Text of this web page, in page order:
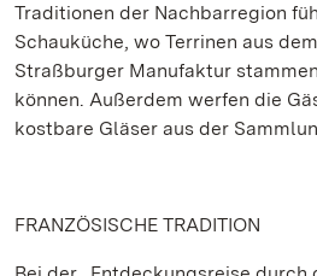
Traditionen der Nachbarregion
Schauküche, wo Terrinen aus
Straßburger Manufaktur
können. Außerdem werfen die
kostbare Gläser aus der
FRANZÖSISCHE TRADITION